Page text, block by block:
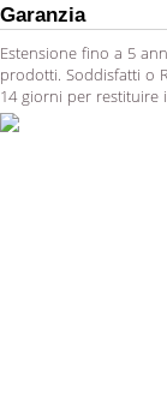
Garanzia
Estensione fino a 5
prodotti. Soddisfatti o
14 giorni per restituire